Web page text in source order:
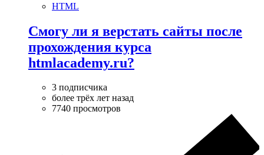
HTML
Смогу ли я верстать сайты после
прохождения курса
htmlacademy.ru?
3 подписчика
более трёх лет назад
7740 просмотров